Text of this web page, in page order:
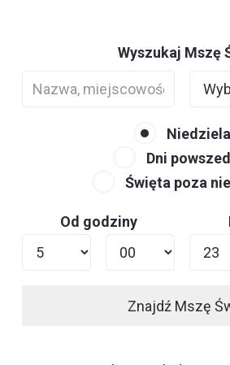
Wyszukaj Mszę
Niedziela
Dni
Święta poza
Od godziny
Znajdź Mszę